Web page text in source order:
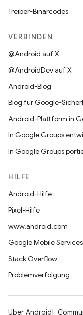
Treiber-Binärcodes
VERBINDEN
@Android auf X
@AndroidDev auf X
Android-Blog
Blog für Google-
Android-Plattform in
In Google Groups
In Google Groups
HILFE
Android-Hilfe
Pixel-Hilfe
www.android.com
Google Mobile Services
Stack Overflow
Problemverfolgung
Über Android